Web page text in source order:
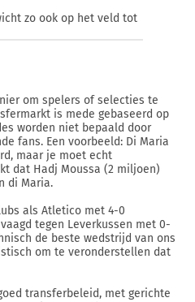
zo ook op het veld tot
om spelers of selecties te
is mede gebaseerd op
worden niet bepaald door
fans. Een voorbeeld: Di Maria
maar je moet echt
dat Hadj Moussa (2 miljoen)
di Maria.
als Atletico met 4-0
tegen Leverkussen met 0-
de beste wedstrijd van ons
om te veronderstellen dat
transferbeleid, met gerichte